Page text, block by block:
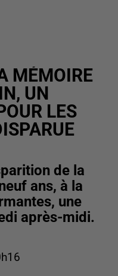
MÉMOIRE
UN
LES
de la
ans, à la
une
après-midi.